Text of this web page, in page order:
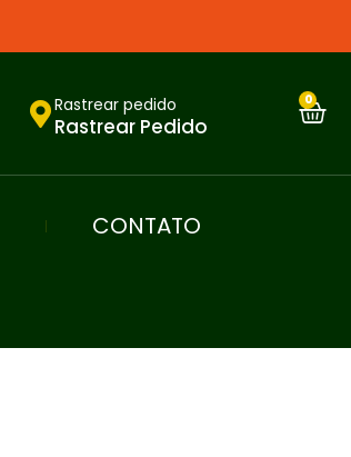
Rastrear pedido
Rastrear Pedido
0
CONTATO